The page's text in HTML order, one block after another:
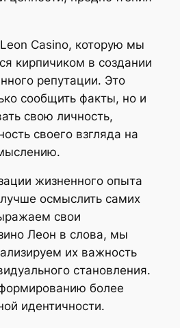
Casino, которую мы
кирпичиком в создании
репутации. Это
сообщить факты, но и
свою личность,
своего взгляда на
жизненного опыта
осмыслить самих
свои
Леон в слова, мы
их важность
становления.
более
идентичности.